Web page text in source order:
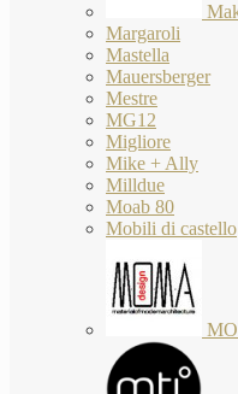
Margaroli
Mastella
Mauersberger
Mestre
MG12
Migliore
Mike + Ally
Milldue
Moab 80
Mobili di castello